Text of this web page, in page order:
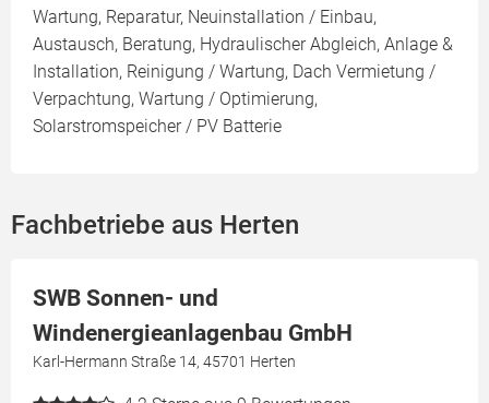
Wartung, Reparatur, Neuinstallation / Einbau,
Austausch, Beratung, Hydraulischer Abgleich, Anlage &
Installation, Reinigung / Wartung, Dach Vermietung /
Verpachtung, Wartung / Optimierung,
Solarstromspeicher / PV Batterie
Fachbetriebe aus Herten
SWB Sonnen- und
Windenergieanlagenbau GmbH
Karl-Hermann Straße 14, 45701 Herten